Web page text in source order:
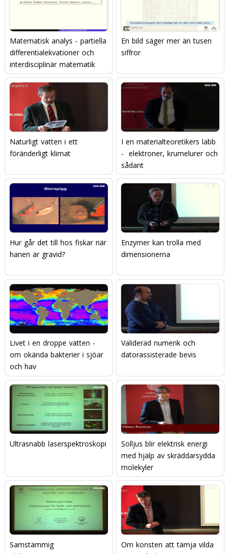
Matematisk analys - partiella
differentialekvationer och
interdisciplinär matematik
En bild säger mer än tusen
siffror
Naturligt vatten i ett
föränderligt klimat
I en materialteoretikers labb
-  elektroner, krumelurer och
sådant
Hur går det till hos fiskar när
hanen är gravid?
Enzymer kan trolla med
dimensionerna
Livet i en droppe vatten -
om okända bakterier i sjöar
och hav
Validerad numerik och
datorassisterade bevis
Ultrasnabb laserspektroskopi
Solljus blir elektrisk energi
med hjälp av skräddarsydda
molekyler
Samstämmig
Om konsten att tämja vilda